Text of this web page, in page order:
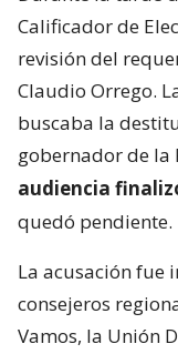
Calificador de
revisión del
Claudio Orrego.
buscaba la
gobernador de la
audiencia
quedó pendiente.
La acusación fue
consejeros
Vamos, la Unión